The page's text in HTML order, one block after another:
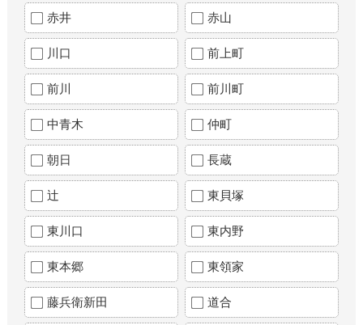
赤井 赤山
川口 前上町
前川 前川町
中青木 仲町
朝日 長蔵
辻 東貝塚
東川口 東内野
東本郷 東領家
藤兵衛新田 道合